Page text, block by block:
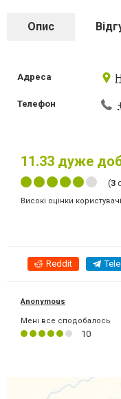
Опис
Адреса
Телефон
11.33 дуже
(3
Високі оцінки
Reddit
Anonymous
Мені все сподобалось
10